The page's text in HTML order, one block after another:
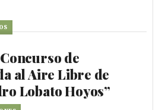
de
al Aire Libre de
Lobato Hoyos”